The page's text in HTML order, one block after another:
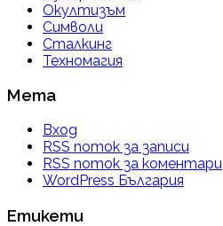
Окултизъм
Символи
Сталкинг
Техномагия
Мета
Вход
RSS поток за записи
RSS поток за коментари
WordPress България
Етикети